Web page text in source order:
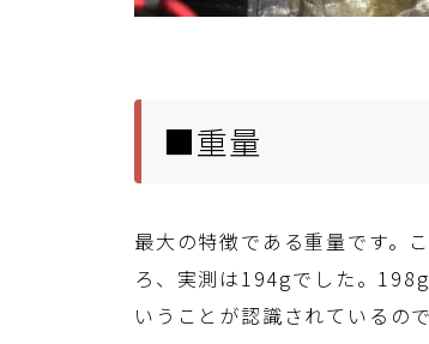
■重量
最大の特徴である重量です。
ろ、実測は194gでした。
いうことが認識されているの